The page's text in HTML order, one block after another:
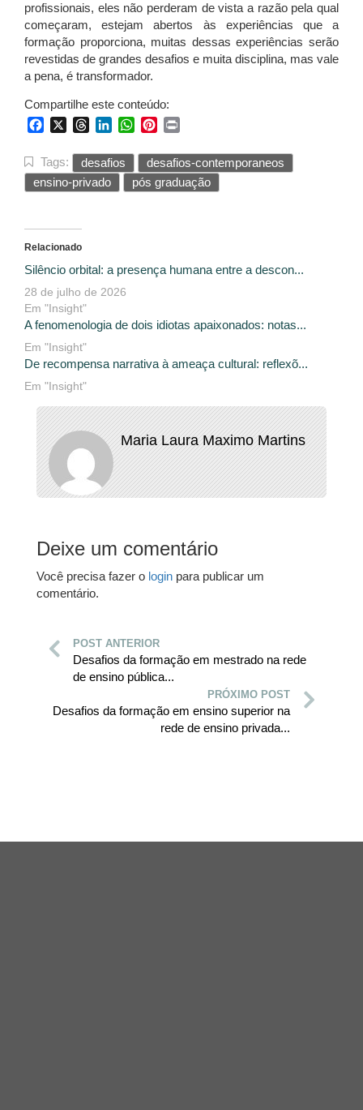
profissionais, eles não perderam de vista a razão pela qual
começaram, estejam abertos às experiências que a
formação proporciona, muitas dessas experiências serão
revestidas de grandes desafios e muita disciplina, mas vale
a pena, é transformador.
Compartilhe este conteúdo:
FacebookThreadsLinkedInWhatsApp
Pinterest
Tags: desafios
desafios-contemporaneos
ensino-privado
pós graduação
Relacionado
Silêncio orbital: a presença humana entre a descon...
28 de julho de 2026
Em "Insight"
A fenomenologia de dois idiotas apaixonados: notas...
Em "Insight"
De recompensa narrativa à ameaça cultural: reflexõ...
Em "Insight"
Maria Laura Maximo Martins
Deixe um comentário
Você precisa fazer o login para publicar um
comentário.
POST ANTERIOR
Desafios da formação em mestrado na rede
de ensino pública...
PRÓXIMO POST
Desafios da formação em ensino superior na
rede de ensino privada...